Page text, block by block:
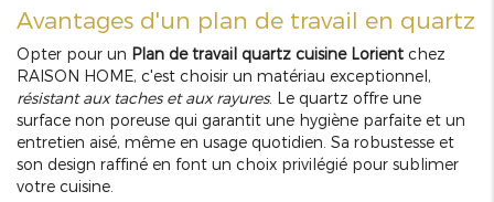
Avantages d'un plan de travail en quartz
Opter pour un Plan de travail quartz cuisine Lorient chez
RAISON HOME, c'est choisir un matériau exceptionnel,
résistant aux taches et aux rayures. Le quartz offre une
surface non poreuse qui garantit une hygiène parfaite et un
entretien aisé, même en usage quotidien. Sa robustesse et
son design raffiné en font un choix privilégié pour sublimer
votre cuisine.